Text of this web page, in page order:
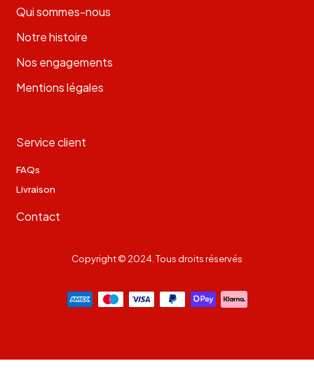
Qui sommes-nous
Notre histoire
Nos engagements
Mentions légales
Service client
FAQs
Livraison
Contact
Copyright © 2024. Tous droits réservés